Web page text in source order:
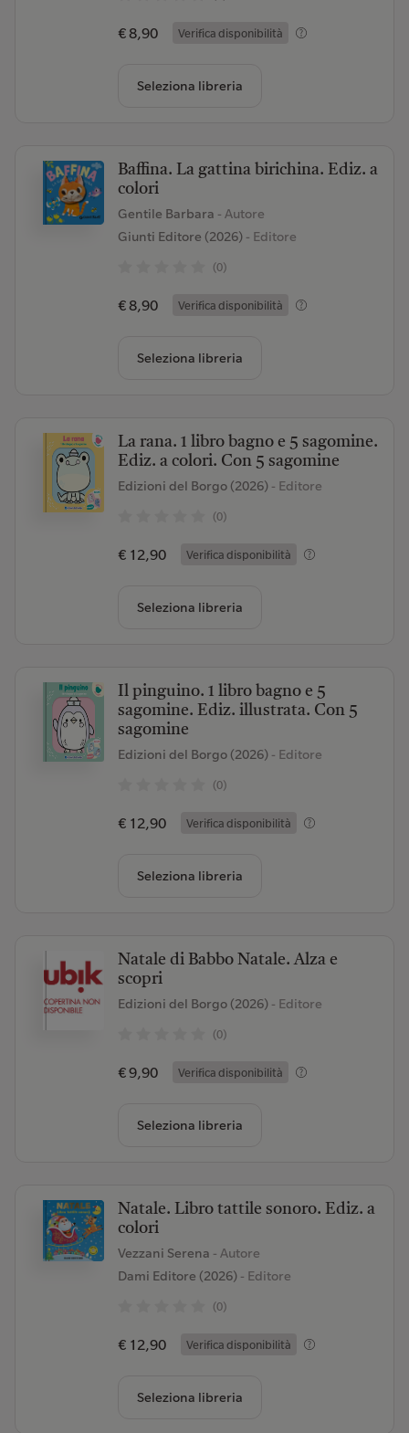
€ 8,90 Verifica disponibilità
Seleziona libreria
Baffina. La gattina birichina. Ediz. a
colori
Gentile Barbara - Autore
Giunti Editore (2026)- Editore
(0)
€ 8,90 Verifica disponibilità
Seleziona libreria
La rana. 1 libro bagno e 5 sagomine.
Ediz. a colori. Con 5 sagomine
Edizioni del Borgo (2026)- Editore
(0)
€ 12,90 Verifica disponibilità
Seleziona libreria
Il pinguino. 1 libro bagno e 5
sagomine. Ediz. illustrata. Con 5
sagomine
Edizioni del Borgo (2026)- Editore
(0)
€ 12,90 Verifica disponibilità
Seleziona libreria
Natale di Babbo Natale. Alza e
scopri
Edizioni del Borgo (2026)- Editore
(0)
€ 9,90 Verifica disponibilità
Seleziona libreria
Natale. Libro tattile sonoro. Ediz. a
colori
Vezzani Serena - Autore
Dami Editore (2026)- Editore
(0)
€ 12,90 Verifica disponibilità
Seleziona libreria